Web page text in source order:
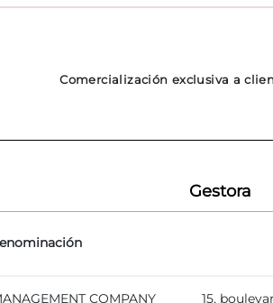
Comercialización exclusiva a
Gestora
COMPANY 15,